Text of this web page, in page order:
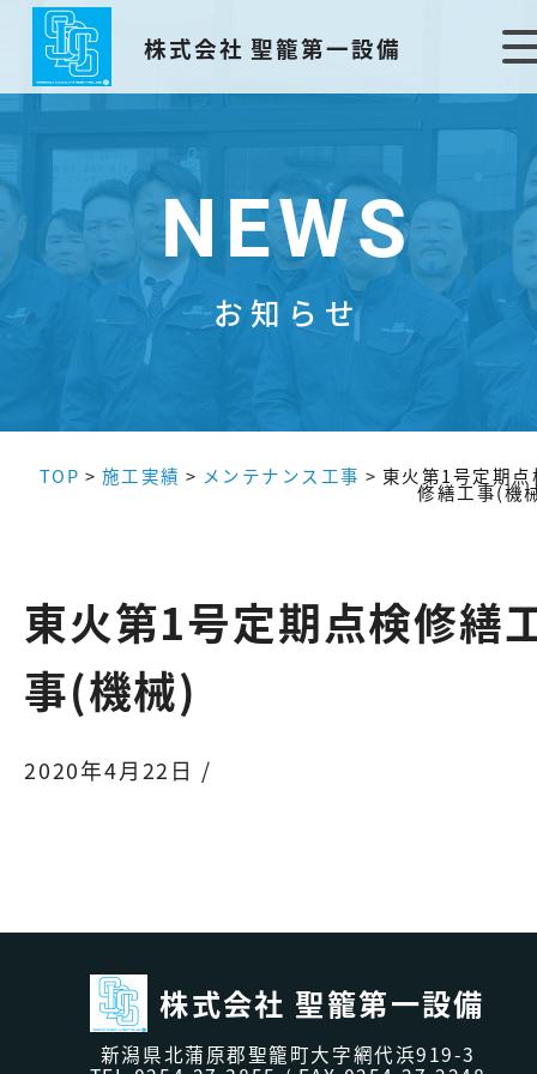
株式会社 聖籠第一設備
NEWS
お知らせ
TOP > 施工実績 > メンテナンス工事 > 東火第1号定期点
修繕工事(機
東火第1号定期点検修繕
事(機械)
2020年4月22日 /
株式会社 聖籠第一設備
新潟県北蒲原郡聖籠町大字網代浜919-3